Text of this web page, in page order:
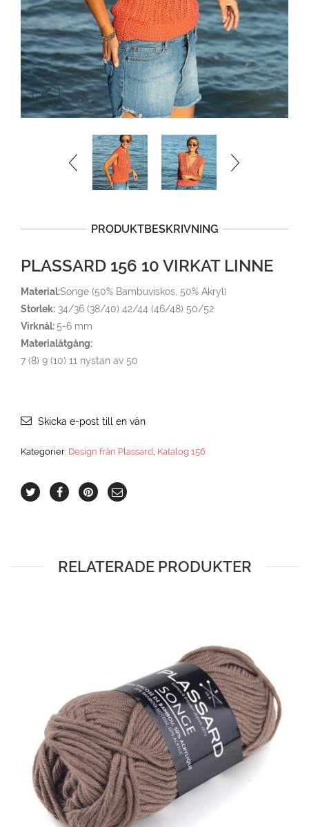
PRODUKTBESKRIVNING
PLASSARD 156 10 VIRKAT LINNE
Material:Songe (50% Bambuviskos, 50% Akryl)
Storlek: 34/36 (38/40) 42/44 (46/48) 50/52
Virknål:5-6 mm
Materialåtgång:
7 (8) 9 (10) 11 nystan av 50
Skicka e-post till en vän
Kategorier: Design från Plassard Katalog 156
RELATERADE PRODUKTER